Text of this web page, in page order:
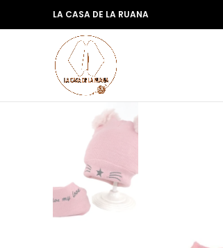
LA CASA DE LA RUANA